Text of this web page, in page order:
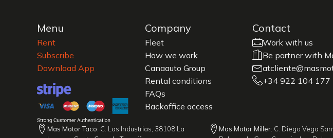
Menu
Rent
Subscribe
Download App
Company
Fleet
How we work
Canaauto Group
Rental conditions
FAQs
Backoffice access
Contact
Work with us
Be partner with
+34 922 104 177
Mas Motor Taco: C. Las Industrias, 38108 La
Mas Motor Miller: C. Diego Vega